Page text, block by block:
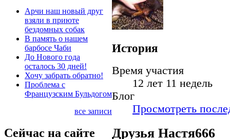
Арчи наш новый друг
взяли в приюте
бездомных собак
В память о нашем
барбосе Чаби
До Нового года
осталось 30 дней!
Хочу забрать обратно!
Проблема с
Французским Бульдогом
все записи
Сейчас на сайте
История
Время участия
12 лет 11 недель
Блог
Просмотреть
Друзья Настя666